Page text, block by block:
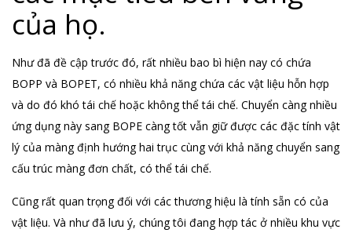
của họ.
Như đã đề cập trước đó, rất nhiều bao bì hiện nay có chứa
BOPP và BOPET, có nhiều khả năng chứa các vật liệu hỗn hợp
và do đó khó tái chế hoặc không thể tái chế. Chuyển càng nhiều
ứng dụng này sang BOPE càng tốt vẫn giữ được các đặc tính vật
lý của màng định hướng hai trục cùng với khả năng chuyển sang
cấu trúc màng đơn chất, có thể tái chế.
Cũng rất quan trọng đối với các thương hiệu là tính sẵn có của
vật liệu. Và như đã lưu ý, chúng tôi đang hợp tác ở nhiều khu vực